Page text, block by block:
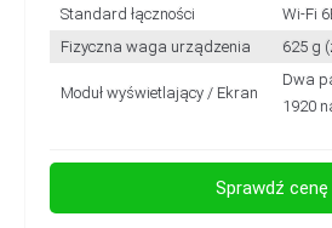
Standard łączności
Wi-Fi
Fizyczna waga urządzenia
625 g
Moduł wyświetlający / Ekran
Dwa
1920
Sprawdź cenę